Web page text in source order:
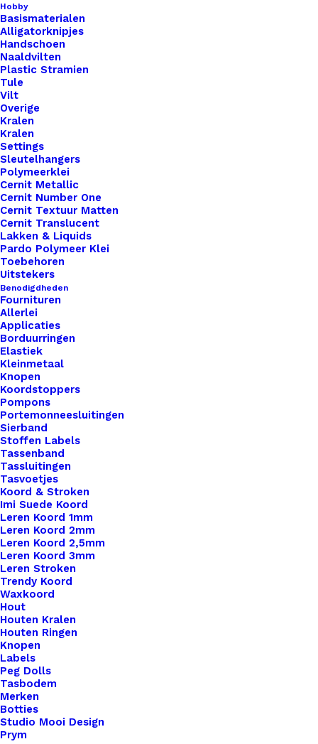
Hobby
Basismaterialen
Alligatorknipjes
Handschoen
Naaldvilten
Plastic Stramien
Tule
Vilt
Overige
Kralen
Kralen
Settings
Sleutelhangers
Polymeerklei
Cernit Metallic
Cernit Number One
Cernit Textuur Matten
Cernit Translucent
Lakken & Liquids
Pardo Polymeer Klei
Toebehoren
Uitstekers
Benodigdheden
Fournituren
Allerlei
Applicaties
Borduurringen
Elastiek
Kleinmetaal
Knopen
Koordstoppers
Pompons
Portemonneesluitingen
Sierband
Stoffen Labels
Tassenband
Tassluitingen
Tasvoetjes
Koord & Stroken
Imi Suede Koord
Leren Koord 1mm
Leren Koord 2mm
Leren Koord 2,5mm
Leren Koord 3mm
Leren Stroken
Trendy Koord
Waxkoord
Hout
Houten Kralen
Houten Ringen
Knopen
Labels
Peg Dolls
Tasbodem
Merken
Botties
Studio Mooi Design
Prym
Overzicht
Nog meer leuks!
€3,50